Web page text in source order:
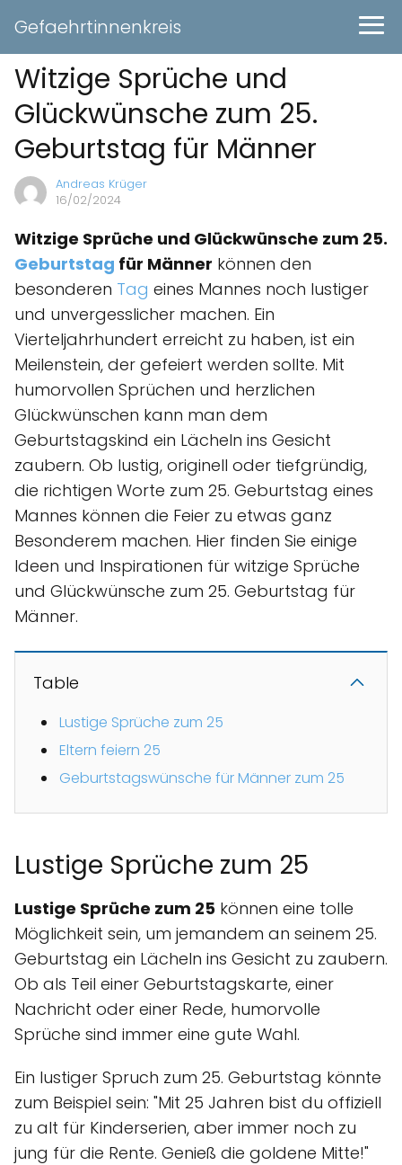
Gefaehrtinnenkreis
Witzige Sprüche und
Glückwünsche zum 25.
Geburtstag für Männer
Andreas Krüger
16/02/2024
Witzige Sprüche und Glückwünsche zum 25.
Geburtstag für Männer können den
besonderen Tag eines Mannes noch lustiger
und unvergesslicher machen. Ein
Vierteljahrhundert erreicht zu haben, ist ein
Meilenstein, der gefeiert werden sollte. Mit
humorvollen Sprüchen und herzlichen
Glückwünschen kann man dem
Geburtstagskind ein Lächeln ins Gesicht
zaubern. Ob lustig, originell oder tiefgründig,
die richtigen Worte zum 25. Geburtstag eines
Mannes können die Feier zu etwas ganz
Besonderem machen. Hier finden Sie einige
Ideen und Inspirationen für witzige Sprüche
und Glückwünsche zum 25. Geburtstag für
Männer.
Table
Lustige Sprüche zum 25
Eltern feiern 25
Geburtstagswünsche für Männer zum 25
Lustige Sprüche zum 25
Lustige Sprüche zum 25 können eine tolle
Möglichkeit sein, um jemandem an seinem 25.
Geburtstag ein Lächeln ins Gesicht zu zaubern.
Ob als Teil einer Geburtstagskarte, einer
Nachricht oder einer Rede, humorvolle
Sprüche sind immer eine gute Wahl.
Ein lustiger Spruch zum 25. Geburtstag könnte
zum Beispiel sein: "Mit 25 Jahren bist du offiziell
zu alt für Kinderserien, aber immer noch zu
jung für die Rente. Genieß die goldene Mitte!"